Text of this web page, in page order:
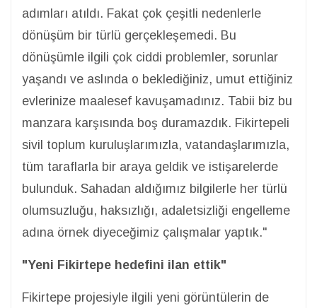
adımları atıldı. Fakat çok çeşitli nedenlerle
dönüşüm bir türlü gerçekleşemedi. Bu
dönüşümle ilgili çok ciddi problemler, sorunlar
yaşandı ve aslında o beklediğiniz, umut ettiğiniz
evlerinize maalesef kavuşamadınız. Tabii biz bu
manzara karşısında boş duramazdık. Fikirtepeli
sivil toplum kuruluşlarımızla, vatandaşlarımızla,
tüm taraflarla bir araya geldik ve istişarelerde
bulunduk. Sahadan aldığımız bilgilerle her türlü
olumsuzluğu, haksızlığı, adaletsizliği engelleme
adına örnek diyeceğimiz çalışmalar yaptık."
"Yeni Fikirtepe hedefini ilan ettik"
Fikirtepe projesiyle ilgili yeni görüntülerin de